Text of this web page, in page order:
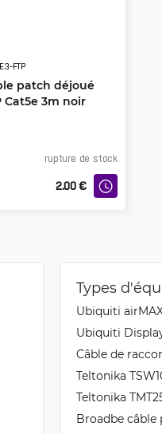
FTP
patch déjoué
Cat5e 3m noir
rupture de stock
2.00 €
Types
Ubiquiti
Ubiquiti
Câble de
Teltonika
Teltonika
Broadbe câble